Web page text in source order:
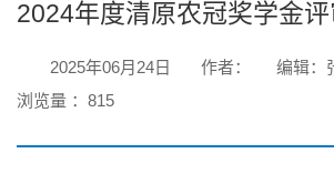
2024年度清原农冠奖学金
2025年06月24日 作者： 编辑：
浏览量 ： 815